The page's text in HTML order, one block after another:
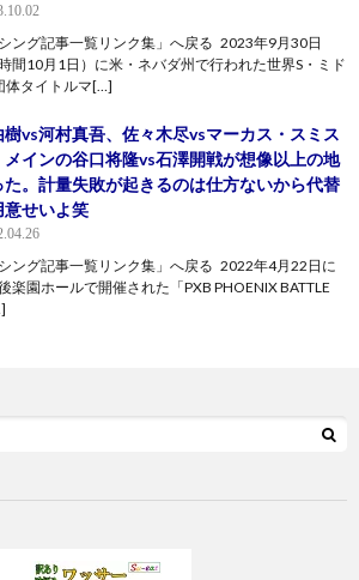
シング記事一覧リンク集」へ戻る 2023年9月30日
時間10月1日）に米・ネバダ州で行われた世界S・ミド
体タイトルマ[…]
樹vs河村真吾、佐々木尽vsマーカス・スミス
メインの谷口将隆vs石澤開戦が想像以上の地
た。計量失敗が起きるのは仕方ないから代替
意せいよ笑
シング記事一覧リンク集」へ戻る 2022年4月22日に
楽園ホールで開催された「PXB PHOENIX BATTLE